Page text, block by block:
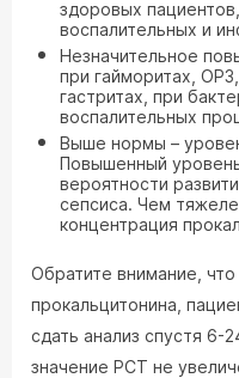
здоровых
воспалительных и
Незначительное
при гайморитах, ОРЗ,
гастритах, при
воспалительных
Выше нормы –
Повышенный
вероятности
сепсиса. Чем
концентрация
Обратите внимание,
прокальцитонина,
сдать анализ спустя 6-
значение РСТ не